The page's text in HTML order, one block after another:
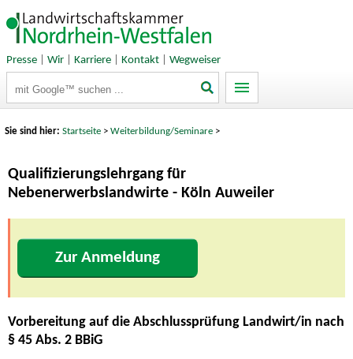
Presse| Wir| Karriere| Kontakt| Wegweiser
Sie sind hier:Startseite >Weiterbildung/Seminare >
Qualifizierungslehrgang für
Nebenerwerbslandwirte - Köln Auweiler
Zur Anmeldung
Vorbereitung auf die Abschlussprüfung Landwirt/in nach
§ 45 Abs. 2 BBiG